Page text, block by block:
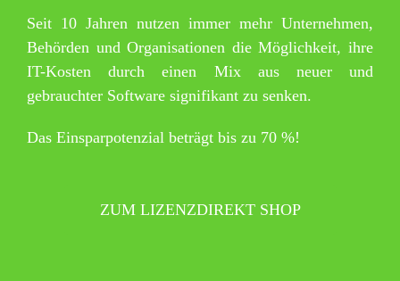
Seit 10 Jahren nutzen immer mehr Unternehmen,
Behörden und Organisationen die Möglichkeit, ihre
IT-Kosten durch einen Mix aus neuer und
gebrauchter Software signifikant zu senken.
Das Einsparpotenzial beträgt bis zu 70 %!
ZUM LIZENZDIREKT SHOP